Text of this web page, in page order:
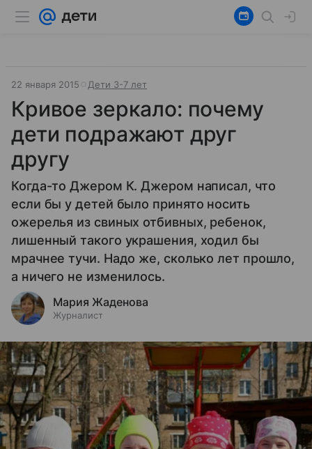
22 января 2015 Дети 3-7 лет
Кривое зеркало: почему
дети подражают друг
другу
Когда-то Джером К. Джером написал, что
если бы у детей было принято носить
ожерелья из свиных отбивных, ребенок,
лишенный такого украшения, ходил бы
мрачнее тучи. Надо же, сколько лет прошло,
а ничего не изменилось.
Мария Жаденова
Журналист